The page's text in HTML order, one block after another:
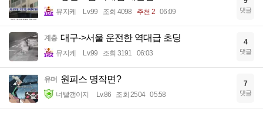
뮤지케 Lv.99 조회 4098 추천 2 06:09 댓글
계층 대구->서울 운전한 역대급 초딩
뮤지케 Lv.99 조회 3191 06:03
4
댓글
유머 원피스 명작면?
너빨갱이지 Lv.86 조회 2504 05:58
7
댓글